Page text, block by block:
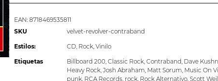
EAN: 8718469535811
SKU
velvet-revolver-contraband
Estilos: CD, Rock, Vinilo
Etiquetas Billboard 200, Classic Rock, Contraband, Dave
Heavy Rock, Josh Abraham, Matt Sorum, Music On
punk, RCA Records, rock, Rock Alternativo, Scott